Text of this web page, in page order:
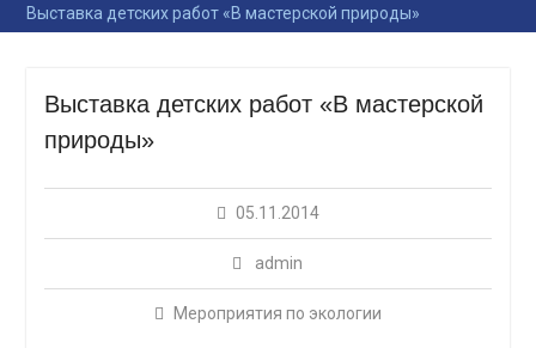
Выставка детских работ «В мастерской природы»
Выставка детских работ «В мастерской
природы»
05.11.2014
admin
Мероприятия по экологии